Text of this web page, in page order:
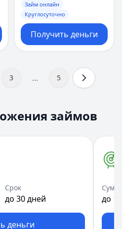
Займ онлайн
Круглосуточно
Получить деньги
3 ... 5
займов
Срок
до 30 дней
деньги
до